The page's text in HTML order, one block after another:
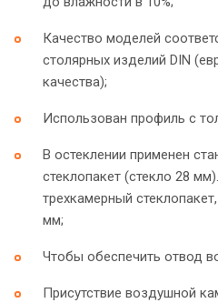
Качество моделей
столярных изделий DIN
качества);
Использован профиль с
В остеклении применен
стеклопакет (стекло 28
трехкамерный
мм;
Чтобы обеспечить отвод
Присутствие воздушной